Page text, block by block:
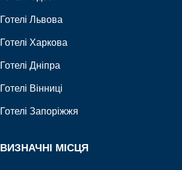
Готелі Львова
Готелі Харкова
Готелі Дніпра
Готелі Вінниці
Готелі Запоріжжя
ВИЗНАЧНІ МІСЦЯ